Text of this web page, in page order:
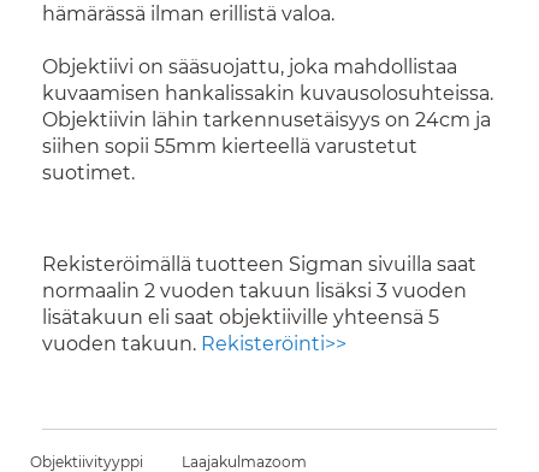
hämärässä ilman erillistä valoa.
Objektiivi on sääsuojattu, joka mahdollistaa
kuvaamisen hankalissakin kuvausolosuhteissa.
Objektiivin lähin tarkennusetäisyys on 24cm ja
siihen sopii 55mm kierteellä varustetut
suotimet.
Rekisteröimällä tuotteen Sigman sivuilla saat
normaalin 2 vuoden takuun lisäksi 3 vuoden
lisätakuun eli saat objektiiville yhteensä 5
vuoden takuun. Rekisteröinti>>
Objektiivityyppi Laajakulmazoom